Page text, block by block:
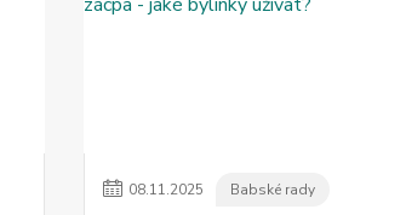
08.11.2025 Babské rady